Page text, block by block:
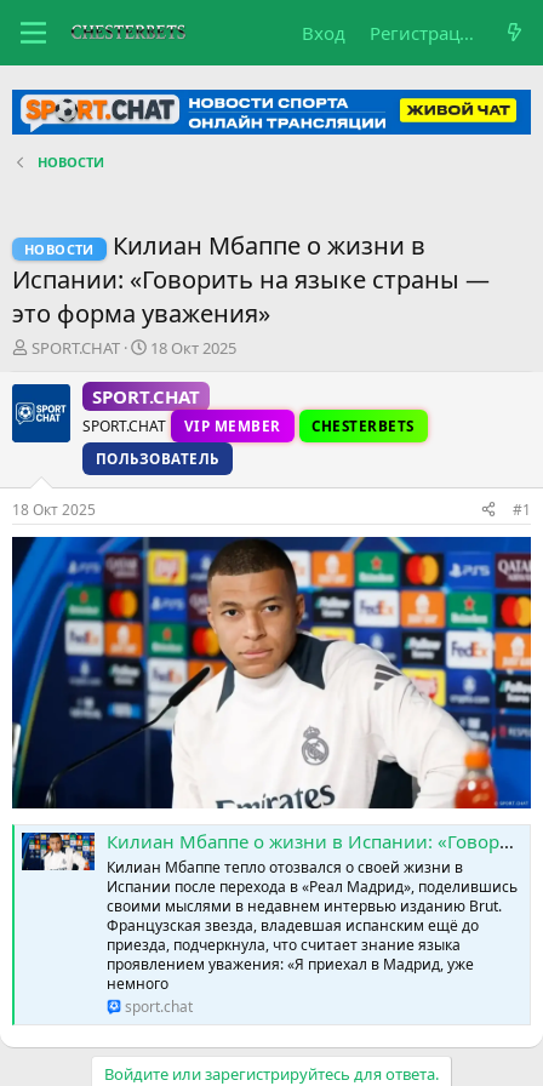
Вход Регистрация
НОВОСТИ
НОВОСТИ
Килиан Мбаппе о жизни в
Испании: «Говорить на языке страны —
это форма уважения»
А
т
о
е
м
ы
SPORT.CHAT
Д
т
а
н
а
ч
л
а
18 Окт 2025
SPORT.CHAT
SPORT.CHAT VIP MEMBER
CHESTERBETS
ПОЛЬЗОВАТЕЛЬ
18 Окт 2025 #1
Килиан Мбаппе о жизни в Испании: «Говорить на языке страны — это форма уважения» » SPORTCHAT - Новости спорта | Футбол | Онлайн трансляции | Чат | Результаты матчей | Спорт | Прогнозы на спорт
Килиан Мбаппе тепло отозвался о своей жизни в
Испании после перехода в «Реал Мадрид», поделившись
своими мыслями в недавнем интервью изданию Brut.
Французская звезда, владевшая испанским ещё до
приезда, подчеркнула, что считает знание языка
проявлением уважения: «Я приехал в Мадрид, уже
немного
sport.chat
Войдите или зарегистрируйтесь для ответа.